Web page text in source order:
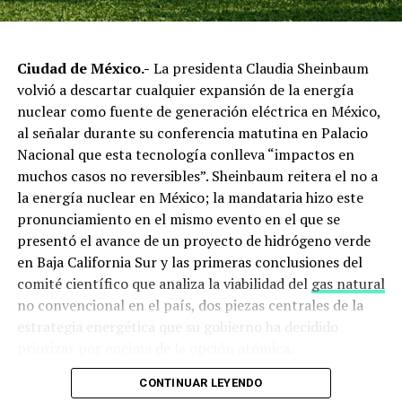
puerta a enclaves de control estratégico disfrazados de
Nuestro modelo energético en
la mira de Washington
Entre las exigencias más delicadas está la apertura del
sector energético mexicano, actualmente protegido por
la Constitución. Para el politólogo Moctezuma
Barragán, esto es un ataque directo a la soberanía
nacional. “Quieren desmantelar Pemex y la CFEpara que
las corporaciones energéticas estadounidenses
controlen nuestros recursos”, asegura.
Estas presiones forman parte de un proyecto mayor que
los conflictos geopolíticos de Estados Unidos,en
especial frente a China y Rusia. Por ello, expertos
Ciudad de México.- La presidenta Claudia Sheinbaum
volvió a descartar cualquier expansión de la energía
nuclear como fuente de generación eléctrica en México,
al señalar durante su conferencia matutina en Palacio
Nacional que esta tecnología conlleva “impactos en
muchos casos no reversibles”. Sheinbaum reitera el no a
la energía nuclear en México; la mandataria hizo este
pronunciamiento en el mismo evento en el que se
presentó el avance de un proyecto de hidrógeno verde
en Baja California Sur y las primeras conclusiones del
comité científico que analiza la viabilidad del gas natural
no convencional en el país, dos piezas centrales de la
estrategia energética que su gobierno ha decidido
Con esta declaración, Sheinbaum confirmó una postura
CONTINUAR LEYENDO